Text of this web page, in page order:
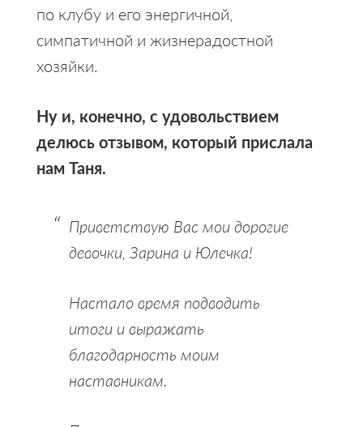
по клубу и его энергичной,
симпатичной и жизнерадостной
хозяйки.
Ну и, конечно, с удовольствием
делюсь отзывом, который прислала
нам Таня.
Приветствую Вас мои дорогие
девочки, Зарина и Юлечка!
Настало время подводить
итоги и выражать
благодарность моим
наставникам.